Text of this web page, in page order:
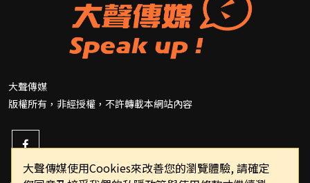
大聲傳媒使用Cookies來改善您的瀏覽體驗, 請確定
大聲傳媒
版權所有，非經授權，不許轉載本網站內容